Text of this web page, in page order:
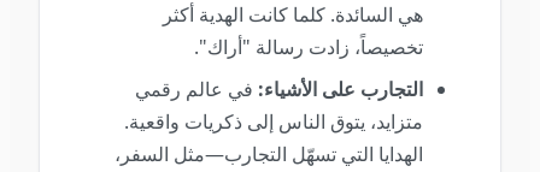
هي السائدة. كلما كانت الهدية أكثر
تخصيصاً، زادت رسالة "أراك".
التجارب على الأشياء:في عالم رقمي
متزايد، يتوق الناس إلى ذكريات واقعية.
الهدايا التي تسهّل التجارب—مثل السفر،